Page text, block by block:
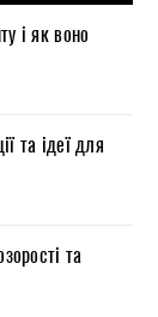
і як воно
та ідеї для
та